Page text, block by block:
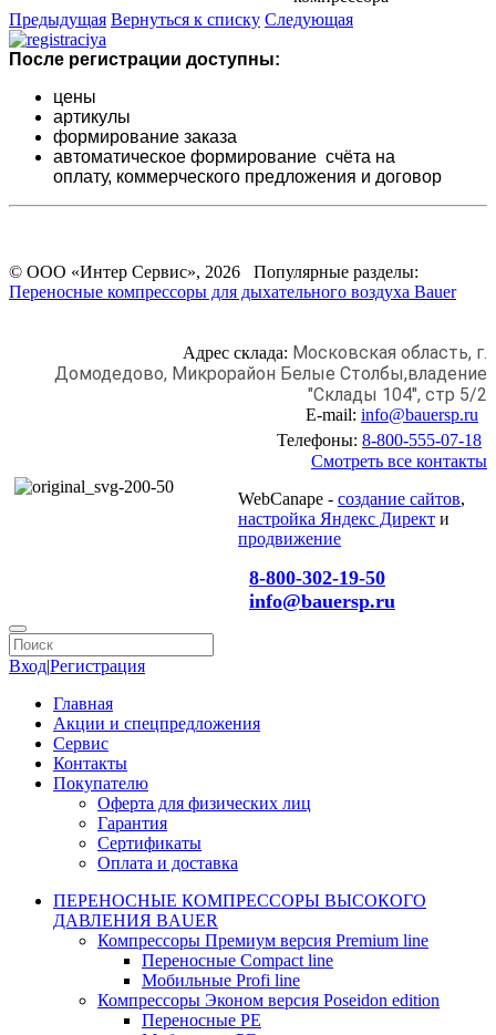
Предыдущая Вернуться к списку Следующая
После регистрации доступны:
цены
артикулы
формирование заказа
автоматическое формирование счёта на
оплату, коммерческого предложения и договор
© ООО «Интер Сервис», 2026 Популярные разделы:
Переносные компрессоры для дыхательного воздуха Bauer
Адрес склада: Московская область, г.
Домодедово, Микрорайон Белые Столбы,владение
"Склады 104", стр 5/2
E-mail: info@bauersp.ru
Телефоны: 8-800-555-07-18
Смотреть все контакты
WebCanape - создание сайтов,
настройка Яндекс Директ и
продвижение
8-800-302-19-50
info@bauersp.ru
Вход|Регистрация
Главная
Акции и спецпредложения
Сервис
Контакты
Покупателю
Оферта для физических лиц
Гарантия
Сертификаты
Оплата и доставка
ПЕРЕНОСНЫЕ КОМПРЕССОРЫ ВЫСОКОГО
ДАВЛЕНИЯ BAUER
Компрессоры Премиум версия Premium line
Переносные Compact line
Мобильные Profi line
Компрессоры Эконом версия Poseidon edition
Переносные PE